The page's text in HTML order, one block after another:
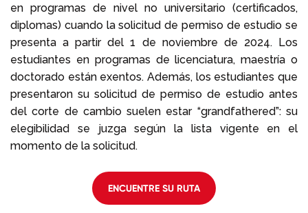
en programas de nivel no universitario (certificados,
diplomas) cuando la solicitud de permiso de estudio se
presenta a partir del 1 de noviembre de 2024. Los
estudiantes en programas de licenciatura, maestría o
doctorado están exentos. Además, los estudiantes que
presentaron su solicitud de permiso de estudio antes
del corte de cambio suelen estar “grandfathered”: su
elegibilidad se juzga según la lista vigente en el
momento de la solicitud.
ENCUENTRE SU RUTA